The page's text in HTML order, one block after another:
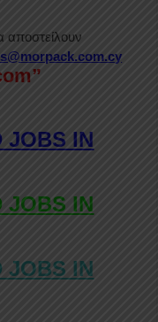
αποστείλουν
JOBS IN
JOBS IN
JOBS IN